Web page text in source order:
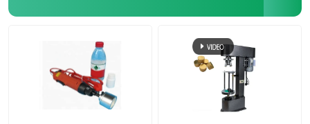
প্যাকেজিং খরচ